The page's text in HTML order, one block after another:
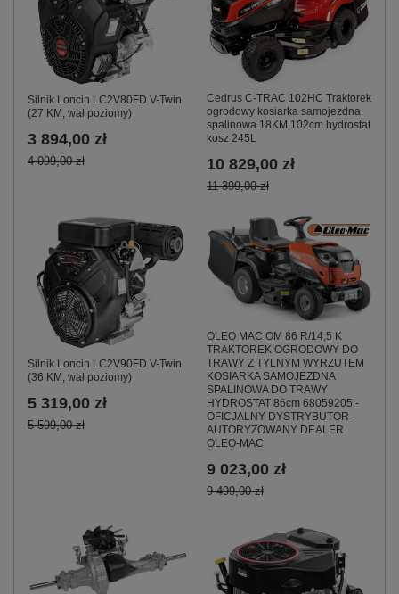
Silnik Loncin LC2V80FD V-Twin
(27 KM, wał poziomy)
3 894,00 zł
4 099,00 zł
Cedrus C-TRAC 102HC Traktorek
ogrodowy kosiarka samojezdna
spalinowa 18KM 102cm hydrostat
kosz 245L
10 829,00 zł
11 399,00 zł
Silnik Loncin LC2V90FD V-Twin
(36 KM, wał poziomy)
5 319,00 zł
5 599,00 zł
OLEO MAC OM 86 R/14,5 K
TRAKTOREK OGRODOWY DO
TRAWY Z TYLNYM WYRZUTEM
KOSIARKA SAMOJEZDNA
SPALINOWA DO TRAWY
HYDROSTAT 86cm 68059205 -
OFICJALNY DYSTRYBUTOR -
AUTORYZOWANY DEALER
OLEO-MAC
9 023,00 zł
9 499,00 zł